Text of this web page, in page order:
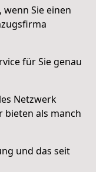
, wenn Sie einen
für Sie genau
Netzwerk
bieten als manch
und das seit